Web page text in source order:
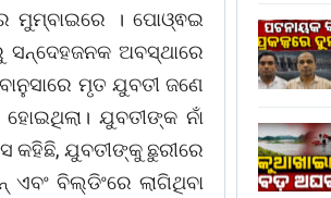
ମୁମ୍ବାଇରେ । ପୋଓ୍ଵଇ
ଅବସ୍ଥାରେ
ମୃତ ଯୁବତୀ ଜଣେ
ଯୁବତୀଙ୍କ ନାଁ
ଯୁବତୀଙ୍କୁ ଛୁରୀରେ
ବିଲ୍ଡିଂରେ ଲାଗିଥିବା